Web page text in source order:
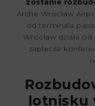
zostanie
Arche Wrocław
od terminala
Wrocław działa
zaplecze
lotnisku